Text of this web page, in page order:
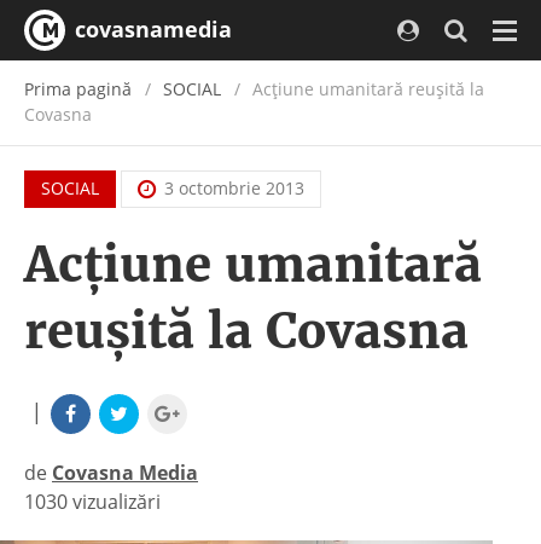
covasnamedia
Prima pagină SOCIAL
Acţiune umanitară reuşită la
Covasna
SOCIAL 3 octombrie 2013
Acţiune umanitară
reuşită la Covasna
|
de Covasna Media
|
1030 vizualizări